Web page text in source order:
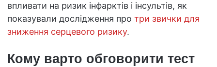
впливати на ризик інфарктів і інсультів, як
показували дослідження про три звички для
зниження серцевого ризику.
Кому варто обговорити тест